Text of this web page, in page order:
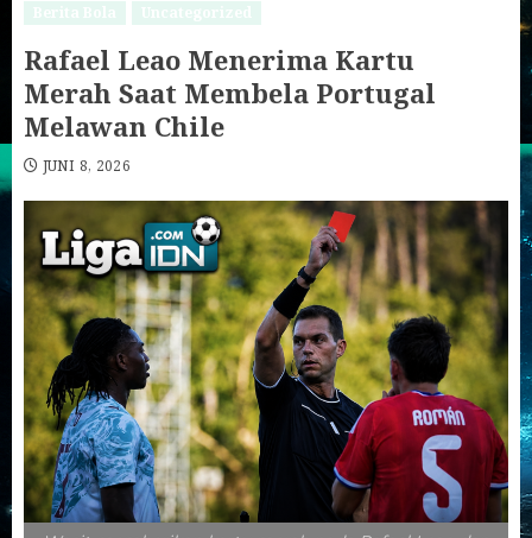
Berita Bola Uncategorized
Rafael Leao Menerima Kartu
Merah Saat Membela Portugal
Melawan Chile
JUNI 8, 2026